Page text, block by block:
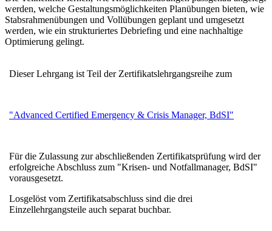
werden, welche Gestaltungsmöglichkeiten Planübungen bieten, wie
Stabsrahmenübungen und Vollübungen geplant und umgesetzt
werden, wie ein strukturiertes Debriefing und eine nachhaltige
Optimierung gelingt.
Dieser Lehrgang ist Teil der Zertifikatslehrgangsreihe zum
"Advanced Certified Emergency & Crisis Manager, BdSI"
Für die Zulassung zur abschließenden Zertifikatsprüfung wird der
erfolgreiche Abschluss zum "Krisen- und Notfallmanager, BdSI"
vorausgesetzt.
Losgelöst vom Zertifikatsabschluss sind die drei
Einzellehrgangsteile auch separat buchbar.